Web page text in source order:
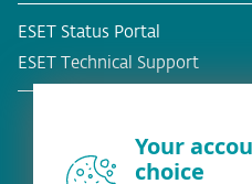
ESET Status Portal
ESET Technical Support
Your
choice